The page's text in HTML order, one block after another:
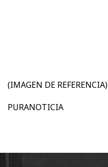
(IMAGEN DE REFERENCIA)
PURANOTICIA